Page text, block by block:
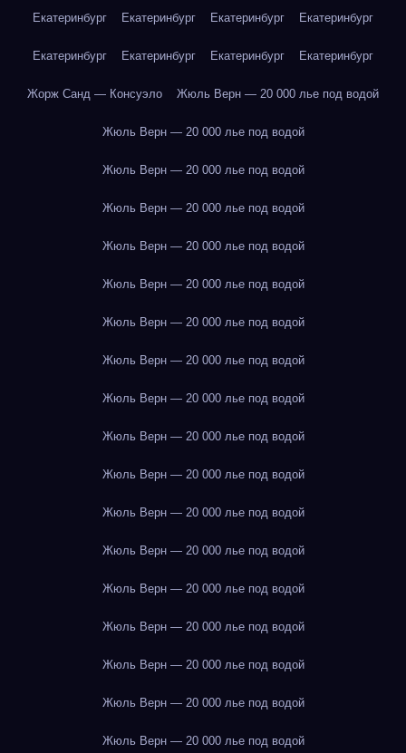
Екатеринбург Екатеринбург Екатеринбург Екатеринбург
Екатеринбург Екатеринбург Екатеринбург Екатеринбург
Жорж Санд — Консуэло Жюль Верн — 20 000 лье под водой
Жюль Верн — 20 000 лье под водой
Жюль Верн — 20 000 лье под водой
Жюль Верн — 20 000 лье под водой
Жюль Верн — 20 000 лье под водой
Жюль Верн — 20 000 лье под водой
Жюль Верн — 20 000 лье под водой
Жюль Верн — 20 000 лье под водой
Жюль Верн — 20 000 лье под водой
Жюль Верн — 20 000 лье под водой
Жюль Верн — 20 000 лье под водой
Жюль Верн — 20 000 лье под водой
Жюль Верн — 20 000 лье под водой
Жюль Верн — 20 000 лье под водой
Жюль Верн — 20 000 лье под водой
Жюль Верн — 20 000 лье под водой
Жюль Верн — 20 000 лье под водой
Жюль Верн — 20 000 лье под водой